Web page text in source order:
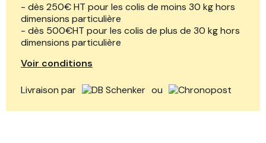
- dès 250€ HT pour les colis de moins 30 kg hors
dimensions particulière
- dès 500€HT pour les colis de plus de 30 kg hors
dimensions particulière
Voir conditions
Livraison par ou